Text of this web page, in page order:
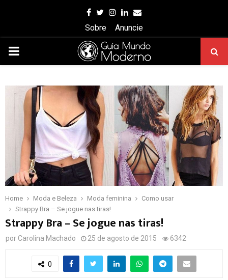
Facebook
Twitter
Instagram
Linkedin
Email
Sobre
Anuncie
PRIMARY
Home Moda e Beleza Moda feminina
Como usar
Strappy Bra – Se jogue nas tiras!
Strappy Bra – Se jogue nas tiras!
por Carolina Machado 25 de agosto de 2015 6342
0